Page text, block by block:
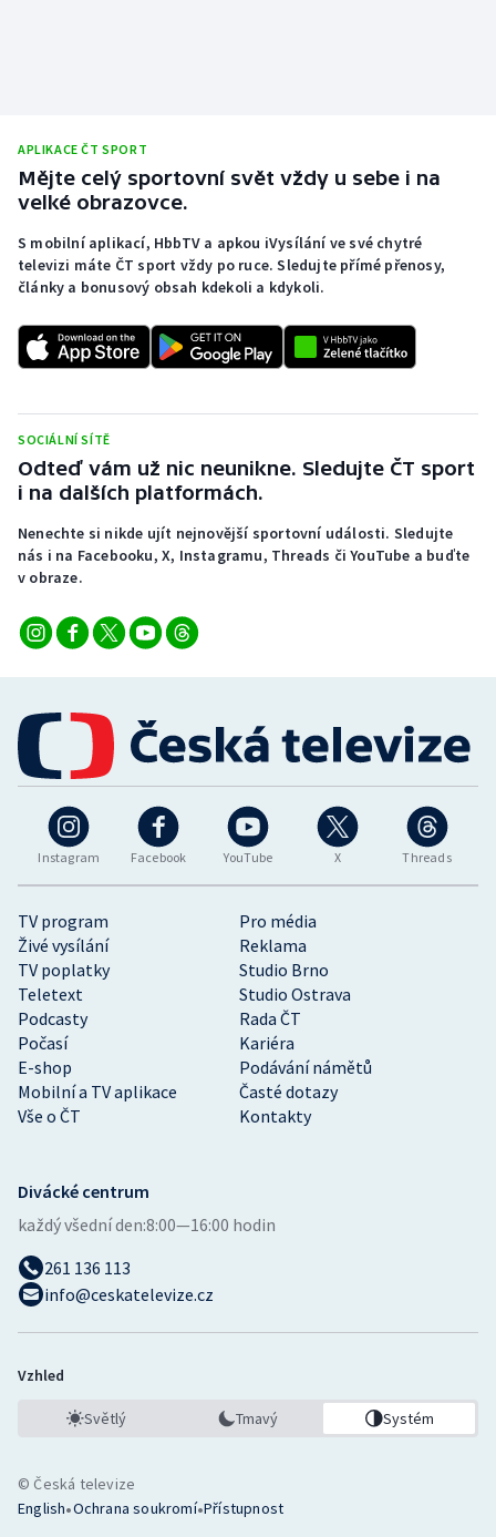
APLIKACE ČT SPORT
Mějte celý sportovní svět vždy u sebe i na
velké obrazovce.
S mobilní aplikací, HbbTV a apkou iVysílání ve své chytré
televizi máte ČT sport vždy po ruce. Sledujte přímé přenosy,
články a bonusový obsah kdekoli a kdykoli.
SOCIÁLNÍ SÍTĚ
Odteď vám už nic neunikne. Sledujte ČT sport
i na dalších platformách.
Nenechte si nikde ujít nejnovější sportovní události. Sledujte
nás i na Facebooku, X, Instagramu, Threads či YouTube a buďte
v obraze.
Instagram Facebook YouTube X Threads
TV program
Pro média
Živé vysílání
Reklama
TV poplatky
Studio Brno
Teletext
Studio Ostrava
Podcasty
Rada ČT
Počasí
Kariéra
E-shop
Podávání námětů
Mobilní a TV aplikace
Časté dotazy
Vše o ČT
Kontakty
Divácké centrum
každý všední den:8:00—16:00 hodin
261 136 113
info@ceskatelevize.cz
Vzhled
Světlý Tmavý Systém
© Česká televize
English•Ochrana soukromí•Přístupnost